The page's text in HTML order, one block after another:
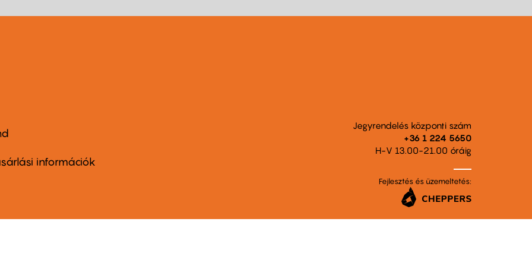
információk
Jegyrendelés központi szám
+36 1 224 5650
H-V 13.00-21.00 óráig
Fejlesztés és üzemeltetés: